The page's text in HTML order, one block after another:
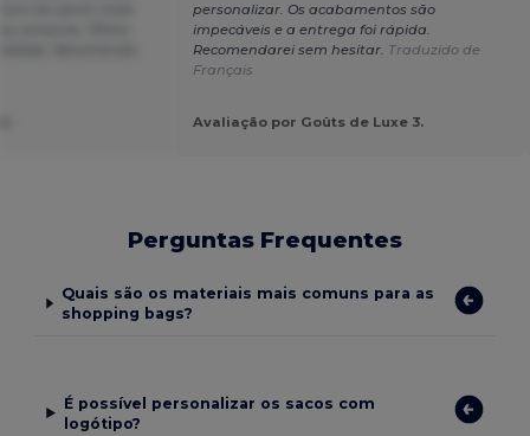
personalizar. Os acabamentos são
impecáveis e a entrega foi rápida.
Recomendarei sem hesitar. Traduzido de
Français
Avaliação por Goûts de Luxe 3.
Perguntas Frequentes
Quais são os materiais mais comuns para as
shopping bags?
É possível personalizar os sacos com
logótipo?